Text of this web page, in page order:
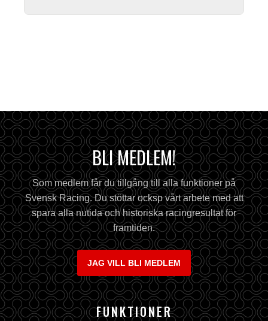
BLI MEDLEM!
Som medlem får du tillgång till alla funktioner på
Svensk Racing. Du stöttar ocksp vårt arbete med att
spara alla nutida och historiska racingresultat för
framtiden.
JAG VILL BLI MEDLEM
FUNKTIONER